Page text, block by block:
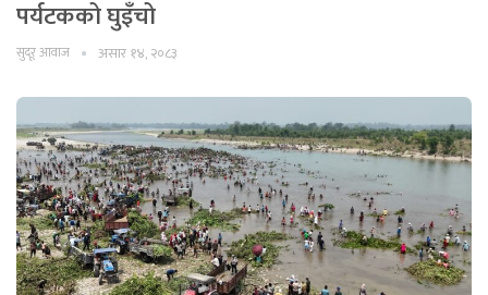
पर्यटकको घुइँचो
सुदूर आवाज असार १४, २०८३